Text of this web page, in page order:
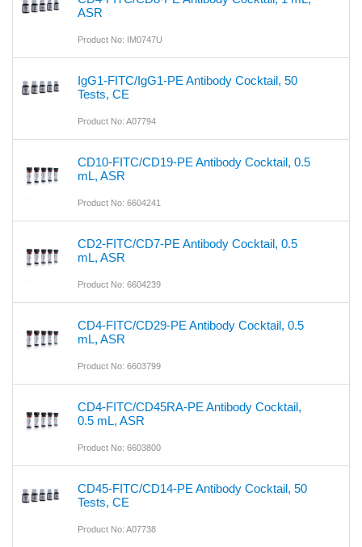
ASR
Product No: IM0747U
IgG1-FITC/IgG1-PE Antibody Cocktail, 50
Tests, CE
Product No: A07794
CD10-FITC/CD19-PE Antibody Cocktail, 0.5
mL, ASR
Product No: 6604241
CD2-FITC/CD7-PE Antibody Cocktail, 0.5
mL, ASR
Product No: 6604239
CD4-FITC/CD29-PE Antibody Cocktail, 0.5
mL, ASR
Product No: 6603799
CD4-FITC/CD45RA-PE Antibody Cocktail,
0.5 mL, ASR
Product No: 6603800
CD45-FITC/CD14-PE Antibody Cocktail, 50
Tests, CE
Product No: A07738